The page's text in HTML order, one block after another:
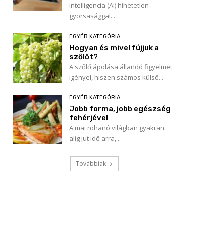
intelligencia (AI) hihetetlen
gyorsasággal...
EGYÉB KATEGÓRIA
Hogyan és mivel fújjuk a
szőlőt?
A szőlő ápolása állandó figyelmet
igényel, hiszen számos külső...
EGYÉB KATEGÓRIA
Jobb forma, jobb egészség
fehérjével
A mai rohanó világban gyakran
alig jut idő arra,...
Továbbiak